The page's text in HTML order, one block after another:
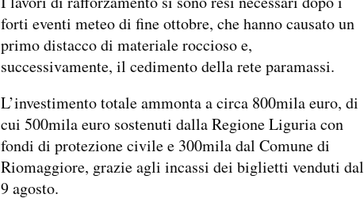
forti eventi meteo di fine ottobre, che hanno causato un
primo distacco di materiale roccioso e,
successivamente, il cedimento della rete paramassi.
L’investimento totale ammonta a circa 800mila euro, di
cui 500mila euro sostenuti dalla Regione Liguria con
fondi di protezione civile e 300mila dal Comune di
Riomaggiore, grazie agli incassi dei biglietti venduti dal
9 agosto.